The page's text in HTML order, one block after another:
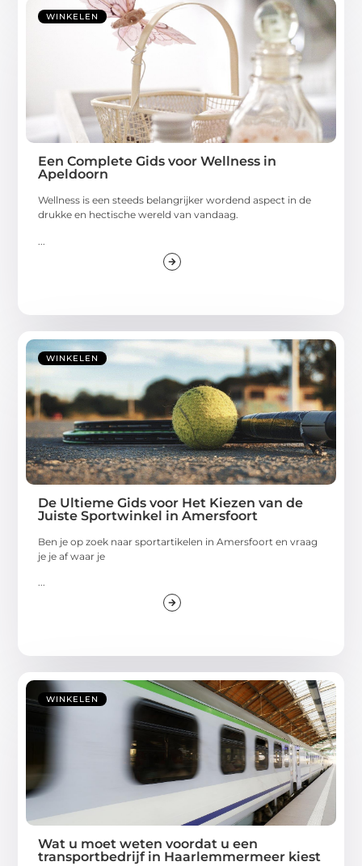
WINKELEN
Een Complete Gids voor Wellness in
Apeldoorn
Wellness is een steeds belangrijker wordend aspect in de
drukke en hectische wereld van vandaag.
WINKELEN
De Ultieme Gids voor Het Kiezen van de
Juiste Sportwinkel in Amersfoort
Ben je op zoek naar sportartikelen in Amersfoort en vraag
je je af waar je
WINKELEN
Wat u moet weten voordat u een
transportbedrijf in Haarlemmermeer kiest